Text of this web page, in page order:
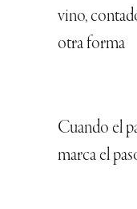
vino,
otra forma
Cuando el
marca el